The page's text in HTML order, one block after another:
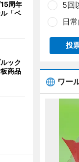
周年
「ベ
ック
商品
5回
日
投
ワー